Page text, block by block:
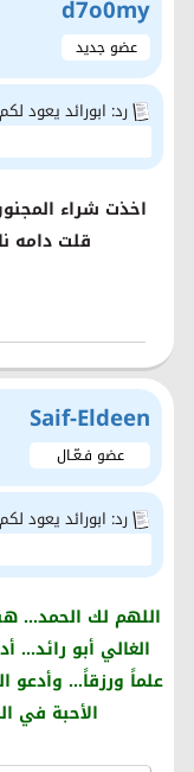
d7o0my
عضو جديد
رد: ابورائد يعود
قلت دامه نازل ٤٠٠ نقطه اكيد
Saif-Eldeen
عضو فـعّـال
رد: ابورائد يعود
اللهم لك الحمد...
الغالي أبو
علماً ورزقاً...
الأحبة في